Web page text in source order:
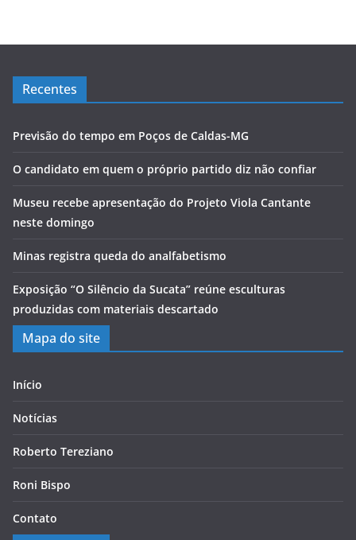
Recentes
Previsão do tempo em Poços de Caldas-MG
O candidato em quem o próprio partido diz não confiar
Museu recebe apresentação do Projeto Viola Cantante
neste domingo
Minas registra queda do analfabetismo
Exposição “O Silêncio da Sucata” reúne esculturas
produzidas com materiais descartado
Mapa do site
Início
Notícias
Roberto Tereziano
Roni Bispo
Contato